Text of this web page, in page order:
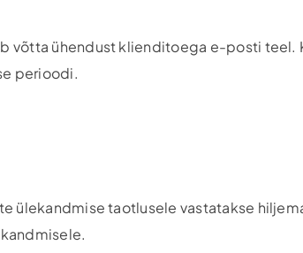
võtta ühendust klienditoega e-posti teel.
perioodi.
ülekandmise taotlusele vastatakse